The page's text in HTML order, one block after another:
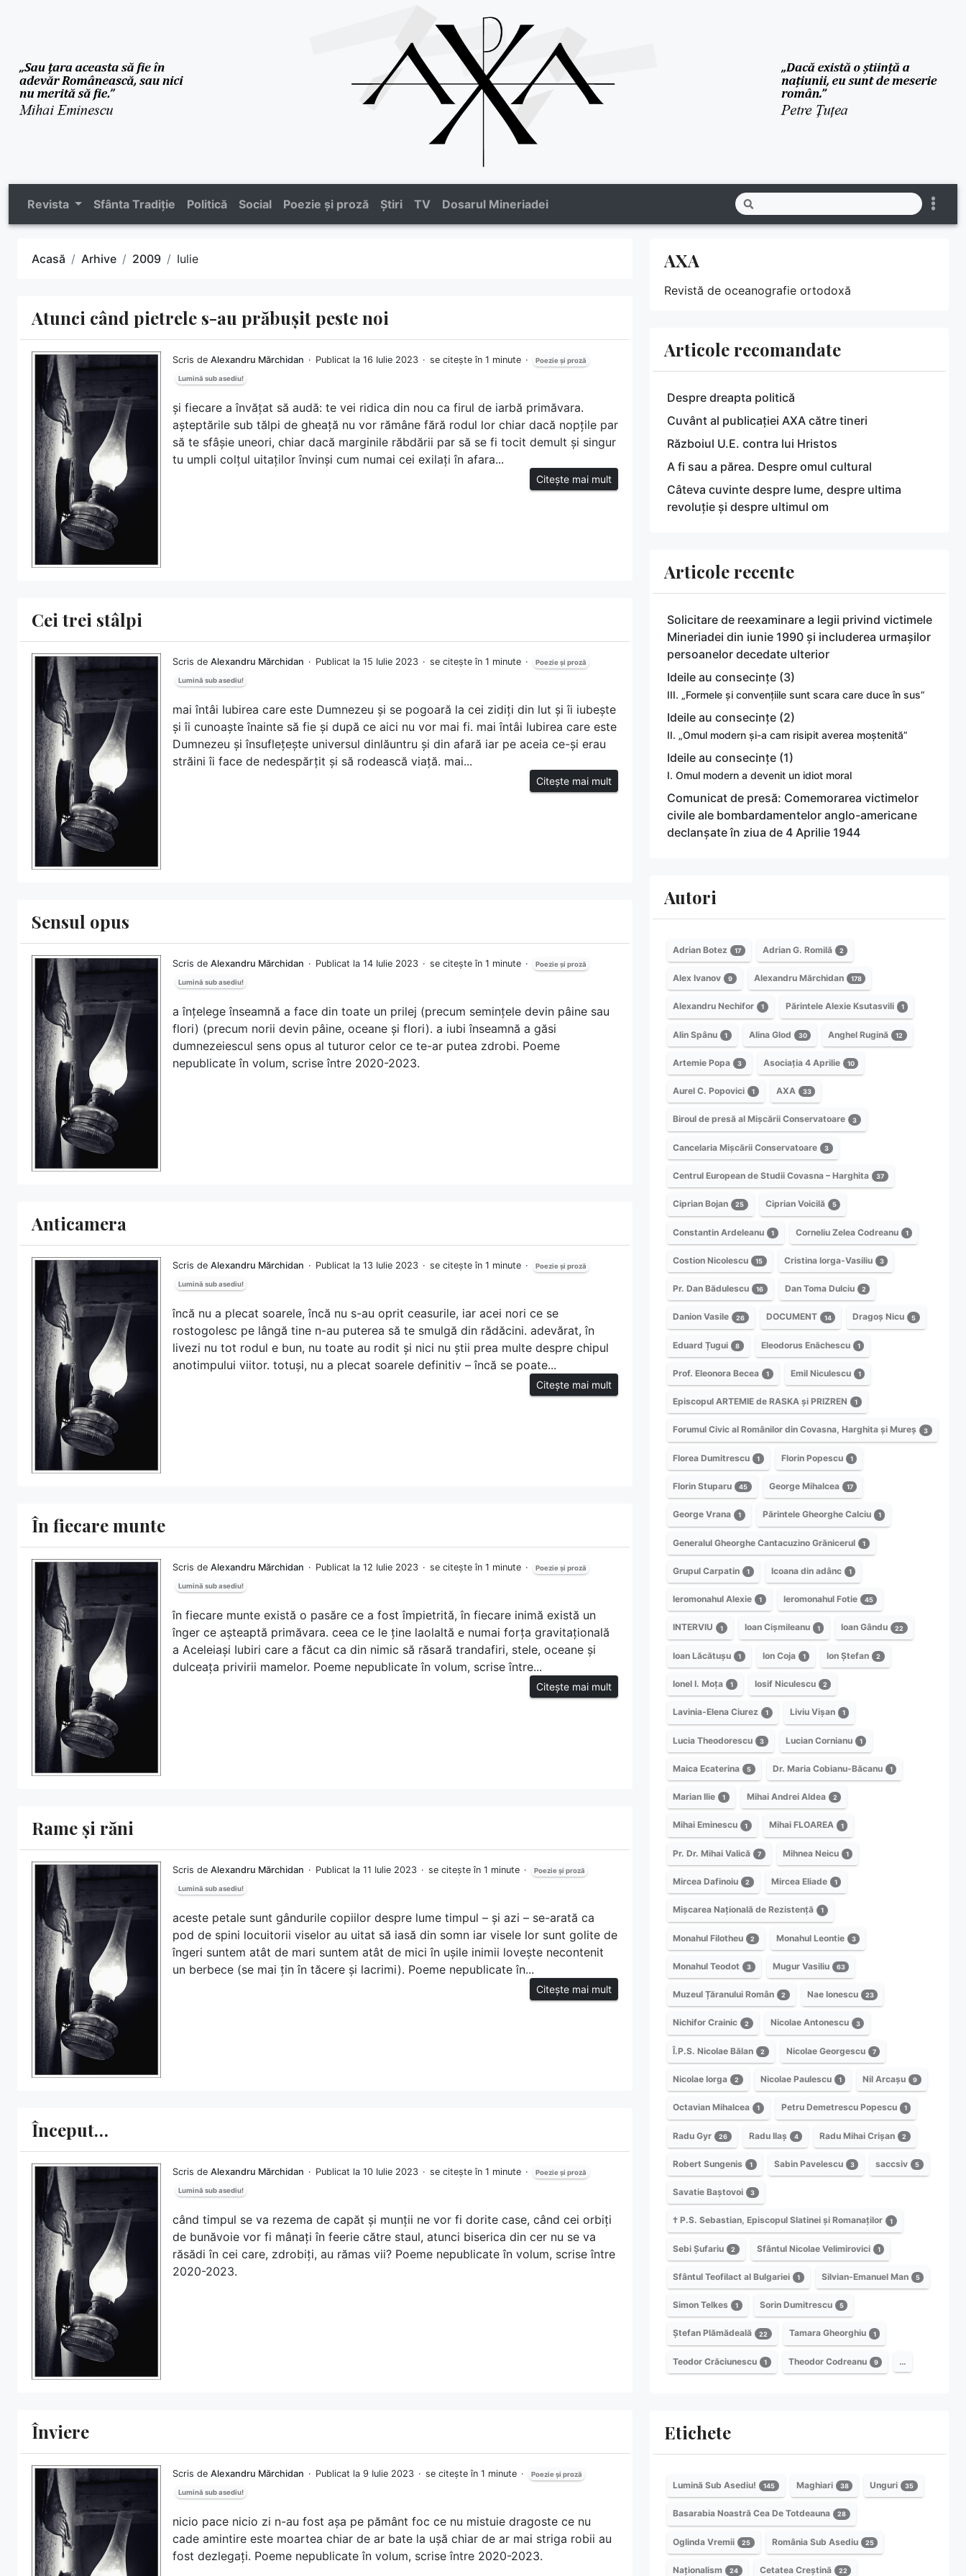
Revista Sfânta Tradiție Politică Social Poezie și proză Știri TV Dosarul Mineriadei
Acasă Arhive 2009 Iulie
Atunci când pietrele s-au prăbușit peste noi
Scris de Alexandru Mărchidan Publicat la 16 Iulie 2023 se citește în 1 minute Poezie și proză
Lumină sub asediu!
și fiecare a învățat să audă: te vei ridica din nou ca firul de iarbă primăvara.
așteptările sub tălpi de gheață nu vor rămâne fără rodul lor chiar dacă nopțile par
să te sfâșie uneori, chiar dacă marginile răbdării par să se fi tocit demult și singur
tu umpli colțul uitaților învinși cum numai cei exilați în afara...
Citește mai mult
Cei trei stâlpi
Scris de Alexandru Mărchidan Publicat la 15 Iulie 2023 se citește în 1 minute Poezie și proză
Lumină sub asediu!
mai întâi Iubirea care este Dumnezeu și se pogoară la cei zidiți din lut și îi iubește
și îi cunoaște înainte să fie și după ce aici nu vor mai fi. mai întâi Iubirea care este
Dumnezeu și însuflețește universul dinlăuntru și din afară iar pe aceia ce-și erau
străini îi face de nedespărțit și să rodească viață. mai...
Citește mai mult
Sensul opus
Scris de Alexandru Mărchidan Publicat la 14 Iulie 2023 se citește în 1 minute Poezie și proză
Lumină sub asediu!
a înțelege înseamnă a face din toate un prilej (precum semințele devin pâine sau
flori) (precum norii devin pâine, oceane și flori). a iubi înseamnă a găsi
dumnezeiescul sens opus al tuturor celor ce te-ar putea zdrobi. Poeme
nepublicate în volum, scrise între 2020-2023.
Anticamera
Scris de Alexandru Mărchidan Publicat la 13 Iulie 2023 se citește în 1 minute Poezie și proză
Lumină sub asediu!
încă nu a plecat soarele, încă nu s-au oprit ceasurile, iar acei nori ce se
rostogolesc pe lângă tine n-au puterea să te smulgă din rădăcini. adevărat, în
livezi nu tot rodul e bun, nu toate au rodit și nici nu știi prea multe despre chipul
anotimpului viitor. totuși, nu a plecat soarele definitiv – încă se poate...
Citește mai mult
În fiecare munte
Scris de Alexandru Mărchidan Publicat la 12 Iulie 2023 se citește în 1 minute Poezie și proză
Lumină sub asediu!
în fiecare munte există o pasăre ce a fost împietrită, în fiecare inimă există un
înger ce așteaptă primăvara. ceea ce le ține laolaltă e numai forța gravitațională
a Aceleiași Iubiri care a făcut ca din nimic să răsară trandafiri, stele, oceane și
dulceața privirii mamelor. Poeme nepublicate în volum, scrise între...
Citește mai mult
Rame și răni
Scris de Alexandru Mărchidan Publicat la 11 Iulie 2023 se citește în 1 minute Poezie și proză
Lumină sub asediu!
aceste petale sunt gândurile copiilor despre lume timpul – și azi – se-arată ca
pod de spini locuitorii viselor au uitat să iasă din somn iar visele lor sunt golite de
îngeri suntem atât de mari suntem atât de mici în ușile inimii lovește necontenit
un berbece (se mai țin în tăcere și lacrimi). Poeme nepublicate în...
Citește mai mult
Început…
Scris de Alexandru Mărchidan Publicat la 10 Iulie 2023 se citește în 1 minute Poezie și proză
Lumină sub asediu!
când timpul se va rezema de capăt și munții ne vor fi dorite case, când cei orbiți
de bunăvoie vor fi mânați în feerie către staul, atunci biserica din cer nu se va
răsădi în cei care, zdrobiți, au rămas vii? Poeme nepublicate în volum, scrise între
2020-2023.
Înviere
Scris de Alexandru Mărchidan Publicat la 9 Iulie 2023 se citește în 1 minute Poezie și proză
Lumină sub asediu!
nicio pace nicio zi n-au fost așa pe pământ foc ce nu mistuie dragoste ce nu
cade amintire este moartea chiar de ar bate la ușă chiar de ar mai striga robii au
fost dezlegați. Poeme nepublicate în volum, scrise între 2020-2023.
AXA
Revistă de oceanografie ortodoxă
Articole recomandate
Despre dreapta politică
Cuvânt al publicației AXA către tineri
Războiul U.E. contra lui Hristos
A fi sau a părea. Despre omul cultural
Câteva cuvinte despre lume, despre ultima
revoluție și despre ultimul om
Articole recente
Solicitare de reexaminare a legii privind victimele
Mineriadei din iunie 1990 și includerea urmașilor
persoanelor decedate ulterior
Ideile au consecințe (3)
III. „Formele și convențiile sunt scara care duce în sus”
Ideile au consecințe (2)
II. „Omul modern și-a cam risipit averea moștenită”
Ideile au consecințe (1)
I. Omul modern a devenit un idiot moral
Comunicat de presă: Comemorarea victimelor
civile ale bombardamentelor anglo-americane
declanșate în ziua de 4 Aprilie 1944
Autori
Adrian Botez 17 Adrian G. Romilă 2
Alex Ivanov 9 Alexandru Mărchidan 178
Alexandru Nechifor 1 Părintele Alexie Ksutasvili 1
Alin Spânu 1 Alina Glod 30 Anghel Rugină 12
Artemie Popa 3 Asociația 4 Aprilie 10
Aurel C. Popovici 1 AXA 33
Biroul de presă al Mișcării Conservatoare 3
Cancelaria Mișcării Conservatoare 3
Centrul European de Studii Covasna – Harghita 37
Ciprian Bojan 25 Ciprian Voicilă 5
Constantin Ardeleanu 1 Corneliu Zelea Codreanu 1
Costion Nicolescu 15 Cristina Iorga-Vasiliu 3
Pr. Dan Bădulescu 16 Dan Toma Dulciu 2
Danion Vasile 26 DOCUMENT 14 Dragoș Nicu 5
Eduard Țugui 8 Eleodorus Enăchescu 1
Prof. Eleonora Becea 1 Emil Niculescu 1
Episcopul ARTEMIE de RASKA și PRIZREN 1
Forumul Civic al Românilor din Covasna, Harghita și Mureș 3
Florea Dumitrescu 1 Florin Popescu 1
Florin Stuparu 45 George Mihalcea 17
George Vrana 1 Părintele Gheorghe Calciu 1
Generalul Gheorghe Cantacuzino Grănicerul 1
Grupul Carpatin 1 Icoana din adânc 1
Ieromonahul Alexie 1 Ieromonahul Fotie 45
INTERVIU 1 Ioan Cișmileanu 1 Ioan Gându 22
Ioan Lăcătușu 1 Ion Coja 1 Ion Ștefan 2
Ionel I. Moța 1 Iosif Niculescu 2
Lavinia-Elena Ciurez 1 Liviu Vișan 1
Lucia Theodorescu 3 Lucian Cornianu 1
Maica Ecaterina 5 Dr. Maria Cobianu-Băcanu 1
Marian Ilie 1 Mihai Andrei Aldea 2
Mihai Eminescu 1 Mihai FLOAREA 1
Pr. Dr. Mihai Valică 7 Mihnea Neicu 1
Mircea Dafinoiu 2 Mircea Eliade 1
Mișcarea Națională de Rezistență 1
Monahul Filotheu 2 Monahul Leontie 3
Monahul Teodot 3 Mugur Vasiliu 63
Muzeul Țăranului Român 2 Nae Ionescu 23
Nichifor Crainic 2 Nicolae Antonescu 3
Î.P.S. Nicolae Bălan 2 Nicolae Georgescu 7
Nicolae Iorga 2 Nicolae Paulescu 1 Nil Arcașu 9
Octavian Mihalcea 1 Petru Demetrescu Popescu 1
Radu Gyr 26 Radu Ilaș 4 Radu Mihai Crișan 2
Robert Sungenis 1 Sabin Pavelescu 3 saccsiv 5
Savatie Baștovoi 3
† P.S. Sebastian, Episcopul Slatinei și Romanaților 1
Sebi Șufariu 2 Sfântul Nicolae Velimirovici 1
Sfântul Teofilact al Bulgariei 1 Silvian-Emanuel Man 5
Simon Telkes 1 Sorin Dumitrescu 5
Ștefan Plămădeală 22 Tamara Gheorghiu 1
Teodor Crăciunescu 1 Theodor Codreanu 9 …
Etichete
Lumină Sub Asediu! 145 Maghiari 38 Unguri 35
Basarabia Noastră Cea De Totdeauna 28
Oglinda Vremii 25 România Sub Asediu 25
Naționalism 24 Cetatea Creștină 22